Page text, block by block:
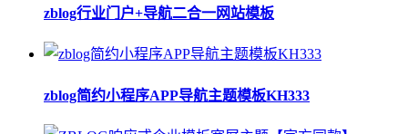
zblog行业门户+导航二合一网站模板
zblog简约小程序APP导航主题模板KH333